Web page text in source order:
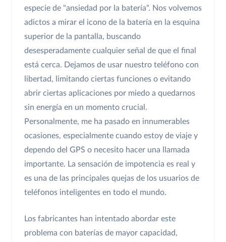
especie de "ansiedad por la batería". Nos volvemos
adictos a mirar el icono de la batería en la esquina
superior de la pantalla, buscando
desesperadamente cualquier señal de que el final
está cerca. Dejamos de usar nuestro teléfono con
libertad, limitando ciertas funciones o evitando
abrir ciertas aplicaciones por miedo a quedarnos
sin energía en un momento crucial.
Personalmente, me ha pasado en innumerables
ocasiones, especialmente cuando estoy de viaje y
dependo del GPS o necesito hacer una llamada
importante. La sensación de impotencia es real y
es una de las principales quejas de los usuarios de
teléfonos inteligentes en todo el mundo.
Los fabricantes han intentado abordar este
problema con baterías de mayor capacidad,